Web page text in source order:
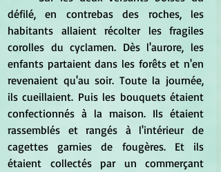
défilé, en contrebas des roches, les
habitants allaient récolter les fragiles
corolles du cyclamen. Dès l'aurore, les
enfants partaient dans les forêts et n'en
revenaient qu'au soir. Toute la journée,
ils cueillaient. Puis les bouquets étaient
confectionnés à la maison. Ils étaient
rassemblés et rangés à l'intérieur de
cagettes garnies de fougères. Et ils
étaient collectés par un commerçant